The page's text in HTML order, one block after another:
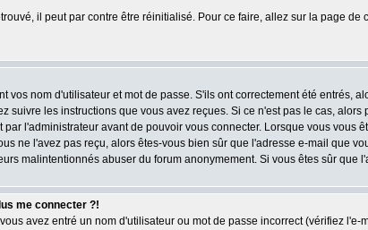
il peut par contre être réinitialisé. Pour ce faire, allez sur la page de
vos nom d'utilisateur et mot de passe. S'ils ont correctement été entrés,
suivre les instructions que vous avez reçues. Si ce n'est pas le cas,
l'administrateur avant de pouvoir vous connecter. Lorsque vous
ne l'avez pas reçu, alors êtes-vous bien sûr que l'adresse e-mail que
malintentionnés abuser du forum anonymement. Si vous êtes sûr
me connecter ?!
avez entré un nom d'utilisateur ou mot de passe incorrect (vérifiez